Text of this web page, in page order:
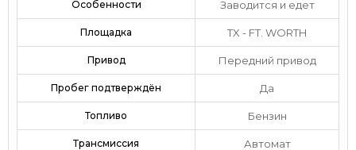
Особенности Заводится и едет
Площадка TX - FT. WORTH
Привод Передний привод
Пробег подтверждён Да
Топливо Бензин
Трансмиссия Автомат